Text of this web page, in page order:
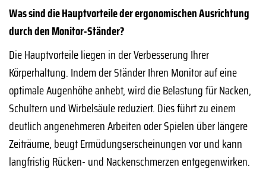
Was sind die Hauptvorteile der ergonomischen Ausrichtung
durch den Monitor-Ständer?
Die Hauptvorteile liegen in der Verbesserung Ihrer
Körperhaltung. Indem der Ständer Ihren Monitor auf eine
optimale Augenhöhe anhebt, wird die Belastung für Nacken,
Schultern und Wirbelsäule reduziert. Dies führt zu einem
deutlich angenehmeren Arbeiten oder Spielen über längere
Zeiträume, beugt Ermüdungserscheinungen vor und kann
langfristig Rücken- und Nackenschmerzen entgegenwirken.